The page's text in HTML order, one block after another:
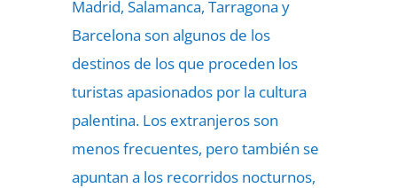
Madrid, Salamanca, Tarragona y
Barcelona son algunos de los
destinos de los que proceden los
turistas apasionados por la cultura
palentina. Los extranjeros son
menos frecuentes, pero también se
apuntan a los recorridos nocturnos,